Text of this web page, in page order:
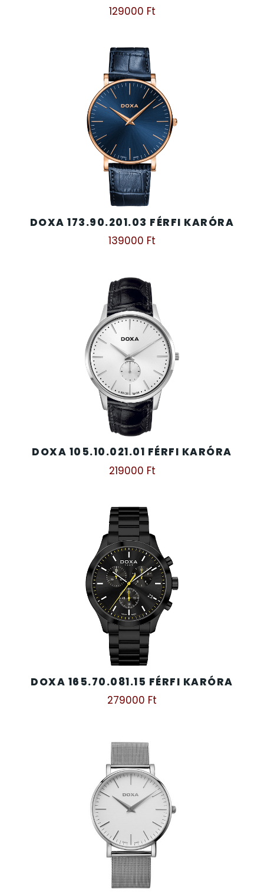
129000 Ft
DOXA 173.90.201.03 FÉRFI KARÓRA
139000 Ft
DOXA 105.10.021.01 FÉRFI KARÓRA
219000 Ft
DOXA 165.70.081.15 FÉRFI KARÓRA
279000 Ft